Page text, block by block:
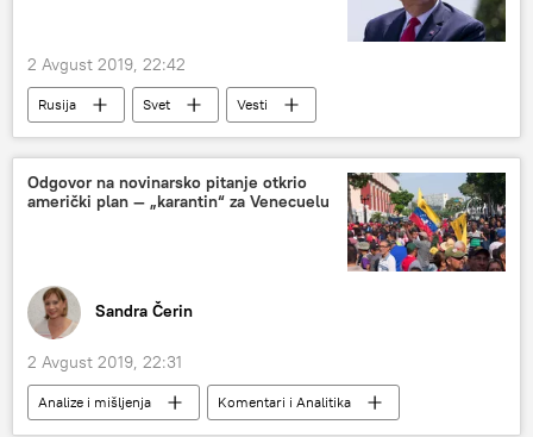
2 Avgust 2019, 22:42
Rusija Svet
Vesti
Donald Tramp
Sporazum o likvidaciji raketa srednjeg i kratkog dometa
Kina
Odgovor na novinarsko pitanje otkrio
američki plan — „karantin“ za Venecuelu
Sandra Čerin
2 Avgust 2019, 22:31
Analize i mišljenja
Komentari i Analitika